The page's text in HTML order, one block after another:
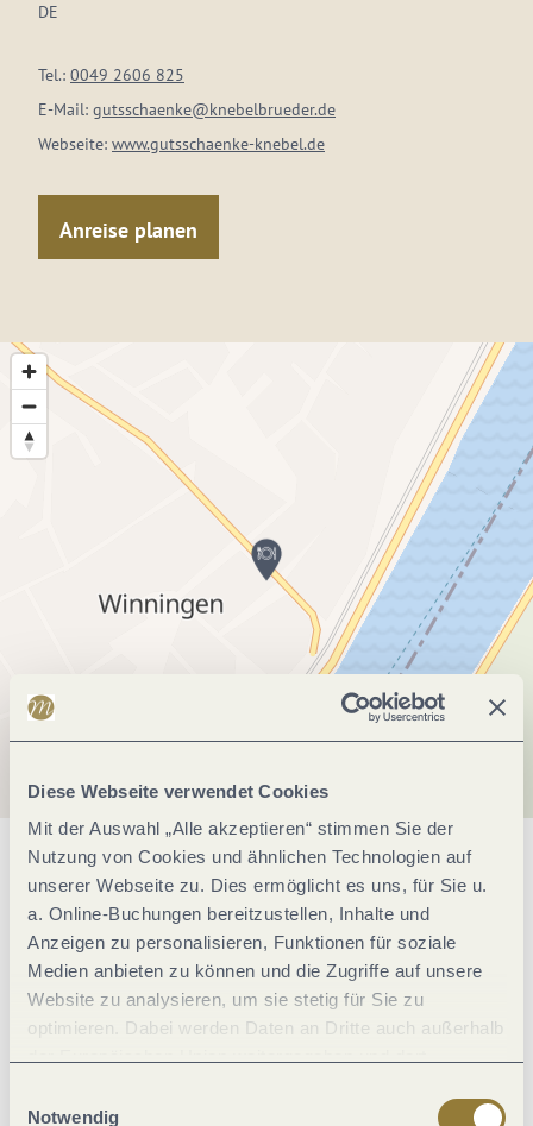
Diese Webseite verwendet Cookies
Mit der Auswahl „Alle akzeptieren“ stimmen Sie der
Nutzung von Cookies und ähnlichen Technologien auf
unserer Webseite zu. Dies ermöglicht es uns, für Sie u.
a. Online-Buchungen bereitzustellen, Inhalte und
Anzeigen zu personalisieren, Funktionen für soziale
Medien anbieten zu können und die Zugriffe auf unsere
Website zu analysieren, um sie stetig für Sie zu
optimieren. Dabei werden Daten an Dritte auch außerhalb
jederzeit widerrufen werden. Mit der Auswahl "Alle
Notwendig
DE
Tel.: 0049 2606 825
E-Mail: gutsschaenke@knebelbrueder.de
Webseite: www.gutsschaenke-knebel.de
Anreise planen
Allgemeine Informationen
Öffnungszeiten
Ruhetage